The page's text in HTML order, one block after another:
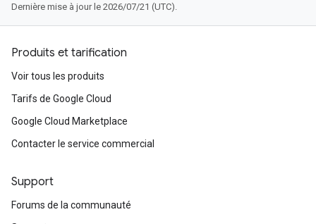
Dernière mise à jour le 2026/07/21 (UTC).
Produits et tarification
Voir tous les produits
Tarifs de Google Cloud
Google Cloud Marketplace
Contacter le service commercial
Support
Forums de la communauté